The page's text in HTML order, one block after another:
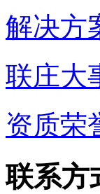
解决方
联庄大
资质荣
联系方